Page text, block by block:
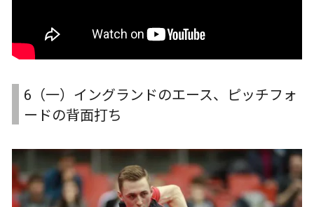
6（一）イングランドのエース、ピッチフォ
ードの背面打ち